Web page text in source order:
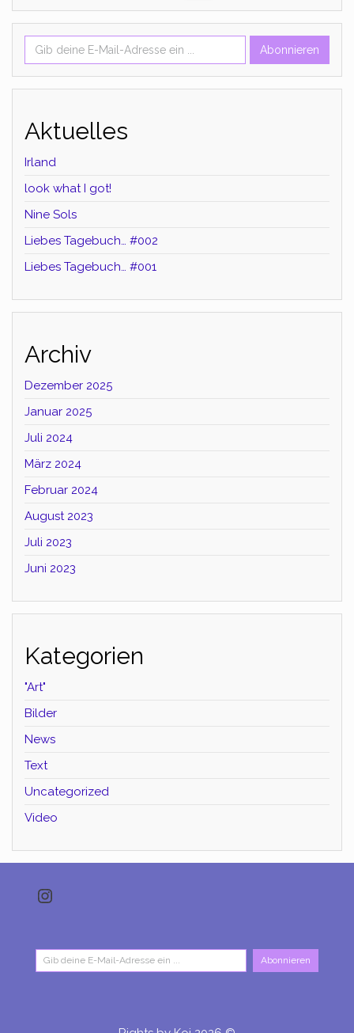
Gib deine E-Mail-Adresse ein ...
Abonnieren
Aktuelles
Irland
look what I got!
Nine Sols
Liebes Tagebuch… #002
Liebes Tagebuch… #001
Archiv
Dezember 2025
Januar 2025
Juli 2024
März 2024
Februar 2024
August 2023
Juli 2023
Juni 2023
Kategorien
"Art"
Bilder
News
Text
Uncategorized
Video
Instagram
Gib deine E-Mail-Adresse ein ...
Abonnieren